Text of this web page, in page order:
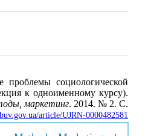
социологической
к одноименному курсу).
маркетинг. 2014. № 2. С.
article/UJRN-0000482581